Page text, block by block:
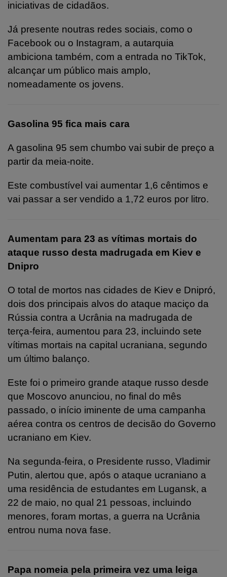
iniciativas de cidadãos.
Já presente noutras redes sociais, como o
Facebook ou o Instagram, a autarquia
ambiciona também, com a entrada no TikTok,
alcançar um público mais amplo,
nomeadamente os jovens.
Gasolina 95 fica mais cara
A gasolina 95 sem chumbo vai subir de preço a
partir da meia-noite.
Este combustível vai aumentar 1,6 cêntimos e
vai passar a ser vendido a 1,72 euros por litro.
Aumentam para 23 as vítimas mortais do
ataque russo desta madrugada em Kiev e
Dnipro
O total de mortos nas cidades de Kiev e Dnipró,
dois dos principais alvos do ataque maciço da
Rússia contra a Ucrânia na madrugada de
terça-feira, aumentou para 23, incluindo sete
vítimas mortais na capital ucraniana, segundo
um último balanço.
Este foi o primeiro grande ataque russo desde
que Moscovo anunciou, no final do mês
passado, o início iminente de uma campanha
aérea contra os centros de decisão do Governo
ucraniano em Kiev.
Na segunda-feira, o Presidente russo, Vladimir
Putin, alertou que, após o ataque ucraniano a
uma residência de estudantes em Lugansk, a
22 de maio, no qual 21 pessoas, incluindo
menores, foram mortas, a guerra na Ucrânia
entrou numa nova fase.
Papa nomeia pela primeira vez uma leiga